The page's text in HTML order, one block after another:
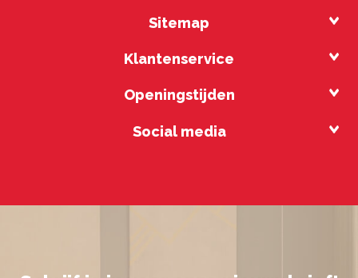
Sitemap
Klantenservice
Openingstijden
Social media